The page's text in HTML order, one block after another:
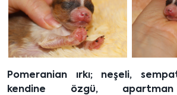
Pomeranian ırkı; neşeli,
kendine özgü,